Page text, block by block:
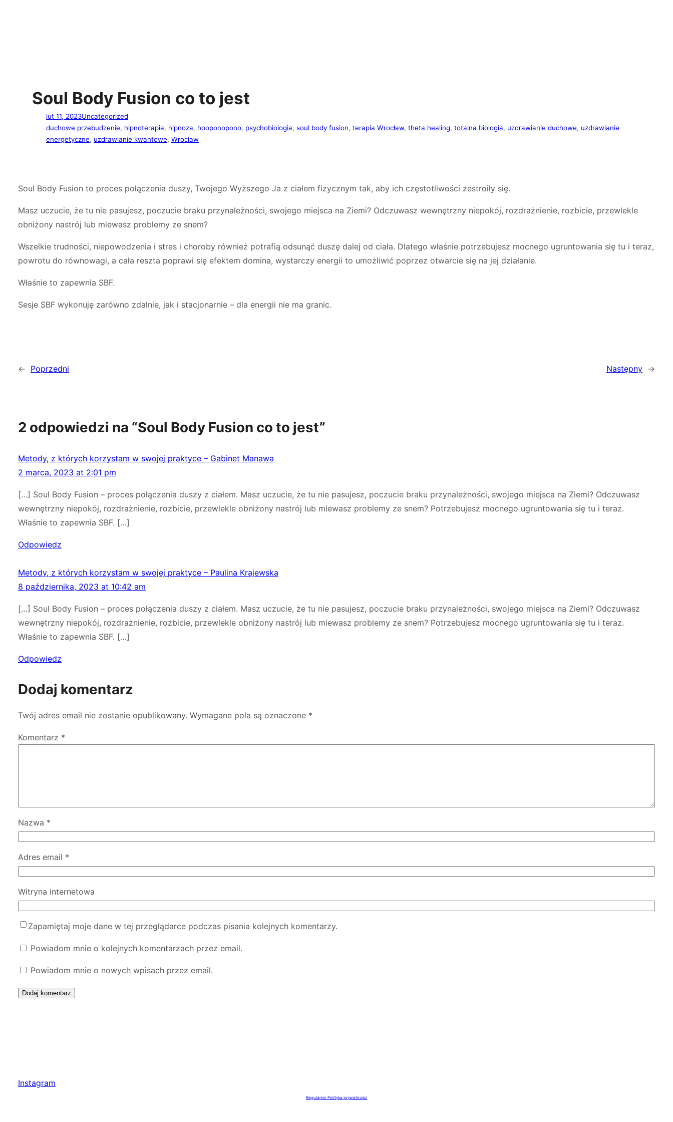
Soul Body Fusion co to jest
lut 11, 2023Uncategorized
duchowe przebudzenie, hipnoterapia, hipnoza, hooponopono, psychobiologia, soul body fusion, terapia Wrocław, theta healing, totalna biologia, uzdrawianie duchowe, uzdrawianie
energetyczne, uzdrawianie kwantowe, Wrocław
Soul Body Fusion to proces połączenia duszy, Twojego Wyższego Ja z ciałem fizycznym tak, aby ich częstotliwości zestroiły się.
Masz uczucie, że tu nie pasujesz, poczucie braku przynależności, swojego miejsca na Ziemi? Odczuwasz wewnętrzny niepokój, rozdrażnienie, rozbicie, przewlekle
obniżony nastrój lub miewasz problemy ze snem?
Wszelkie trudności, niepowodzenia i stres i choroby również potrafią odsunąć duszę dalej od ciała. Dlatego właśnie potrzebujesz mocnego ugruntowania się tu i teraz,
powrotu do równowagi, a cała reszta poprawi się efektem domina, wystarczy energii to umożliwić poprzez otwarcie się na jej działanie.
Właśnie to zapewnia SBF.
Sesje SBF wykonuję zarówno zdalnie, jak i stacjonarnie – dla energii nie ma granic.
← Poprzedni Następny →
2 odpowiedzi na “Soul Body Fusion co to jest”
Metody, z których korzystam w swojej praktyce – Gabinet Manawa
2 marca, 2023 at 2:01 pm
[…] Soul Body Fusion – proces połączenia duszy z ciałem. Masz uczucie, że tu nie pasujesz, poczucie braku przynależności, swojego miejsca na Ziemi? Odczuwasz
wewnętrzny niepokój, rozdrażnienie, rozbicie, przewlekle obniżony nastrój lub miewasz problemy ze snem? Potrzebujesz mocnego ugruntowania się tu i teraz.
Właśnie to zapewnia SBF. […]
Odpowiedz
Metody, z których korzystam w swojej praktyce – Paulina Krajewska
8 października, 2023 at 10:42 am
[…] Soul Body Fusion – proces połączenia duszy z ciałem. Masz uczucie, że tu nie pasujesz, poczucie braku przynależności, swojego miejsca na Ziemi? Odczuwasz
wewnętrzny niepokój, rozdrażnienie, rozbicie, przewlekle obniżony nastrój lub miewasz problemy ze snem? Potrzebujesz mocnego ugruntowania się tu i teraz.
Właśnie to zapewnia SBF. […]
Odpowiedz
Dodaj komentarz
Twój adres email nie zostanie opublikowany. Wymagane pola są oznaczone *
Komentarz *
Nazwa *
Adres email *
Witryna internetowa
Zapamiętaj moje dane w tej przeglądarce podczas pisania kolejnych komentarzy.
Powiadom mnie o kolejnych komentarzach przez email.
Powiadom mnie o nowych wpisach przez email.
Instagram
Regulamin Polityka prywatności